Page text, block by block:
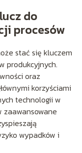
do
procesów
stać się kluczem
produkcyjnych.
oraz
korzyściami
technologii w
zaawansowane
wypadków i